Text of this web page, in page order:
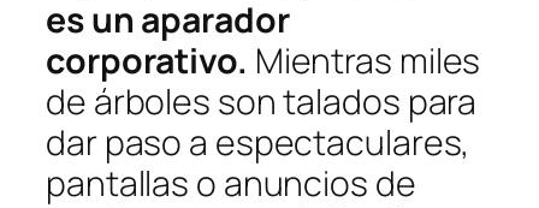
es un aparador
corporativo. Mientras miles
de árboles son talados para
dar paso a espectaculares,
pantallas o anuncios de